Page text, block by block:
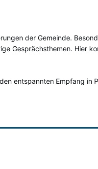
der Gemeinde.
Gesprächsthemen. Hier
entspannten Empfang in